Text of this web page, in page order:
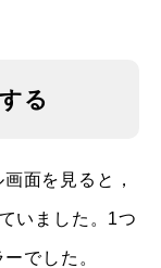
る
面を見ると，
いました。1つ
でした。